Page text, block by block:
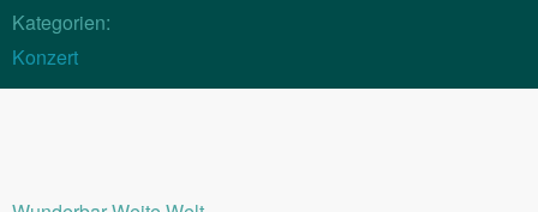
Kategorien:
Konzert